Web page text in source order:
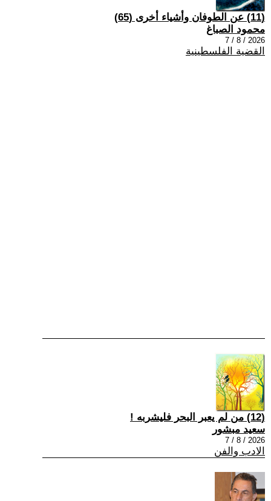
(11) عن الطوفان وأشياء أخرى (65)
محمود الصباغ
2026 / 8 / 7
القضية الفلسطينية
(12) من لم يعبر البحر فليشربه !
سعيد مبشور
2026 / 8 / 7
الادب والفن